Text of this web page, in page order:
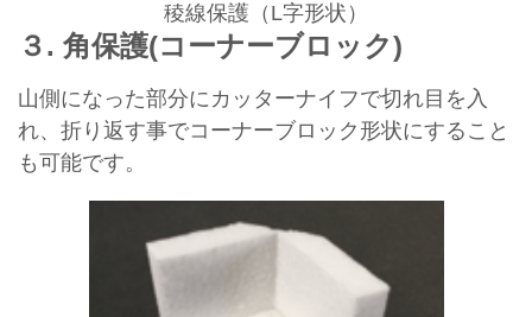
稜線保護（L字形状）
３. 角保護(コーナーブロック)
山側になった部分にカッターナイフで切れ目を入
れ、折り返す事でコーナーブロック形状にすること
も可能です。